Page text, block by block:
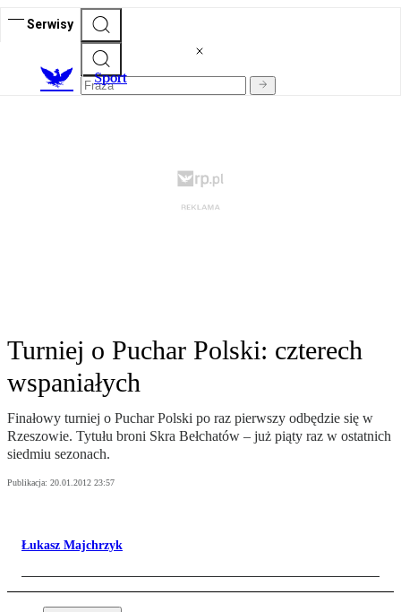
Serwisy
Sport
Turniej o Puchar Polski: czterech
wspaniałych
Finałowy turniej o Puchar Polski po raz pierwszy odbędzie się w
Rzeszowie. Tytułu broni Skra Bełchatów – już piąty raz w ostatnich
siedmiu sezonach.
Publikacja: 20.01.2012 23:57
Łukasz Majchrzyk